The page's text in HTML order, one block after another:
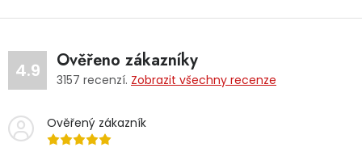
4.9 Ověřeno zákazníky
3157 recenzí. Zobrazit všechny recenze
Ověřený zákazník